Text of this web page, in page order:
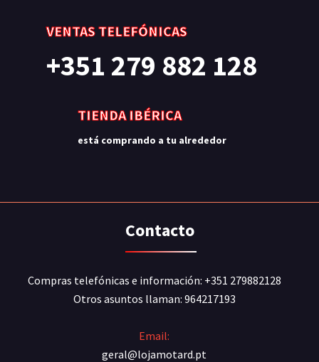
VENTAS TELEFÓNICAS
+351 279 882 128
TIENDA IBÉRICA
está comprando a tu alrededor
Contacto
Compras telefónicas e información: +351 279882128
Otros asuntos llaman: 964217193
Email:
geral@lojamotard.pt